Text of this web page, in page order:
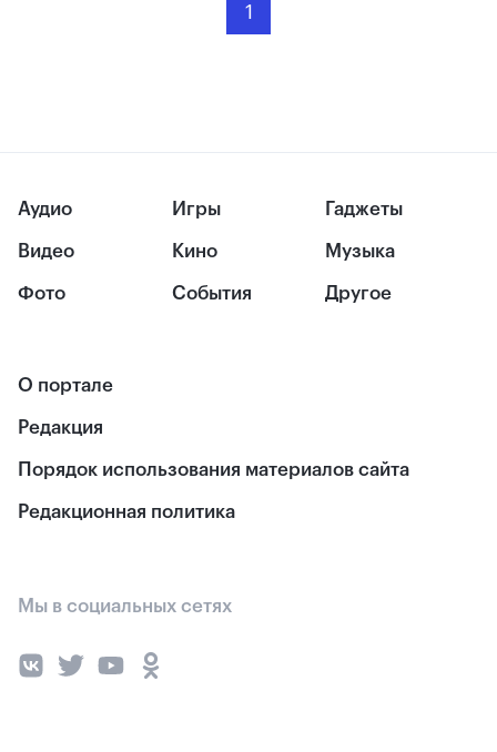
1
Аудио
Видео
Фото
Игры
Кино
События
Гаджеты
Музыка
Другое
О портале
Редакция
Порядок использования материалов сайта
Редакционная политика
Мы в социальных сетях